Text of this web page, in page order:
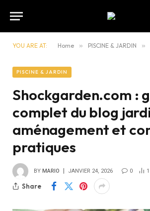
YOU ARE AT: Home » PISCINE & JARDIN »
PISCINE & JARDIN
Shockgarden.com :
complet du blog
aménagement et
pratiques
BY MARIO JANVIER 24, 2026 0 1
Share